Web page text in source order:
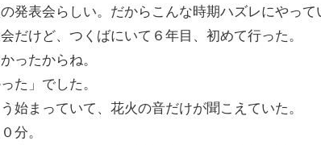
発表会らしい。だからこんな時期ハズレにやって
だけど、つくばにいて６年目、初めて行った。
ったからね。
た」でした。
始まっていて、花火の音だけが聞こえていた。
分。